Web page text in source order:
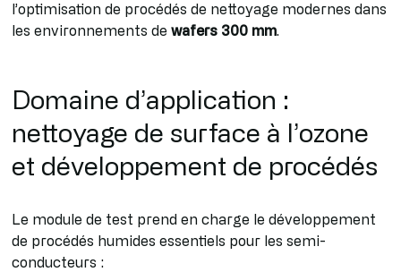
l’optimisation de procédés de nettoyage modernes dans
les environnements dewafers 300 mm.
Domaine d’application :
nettoyage de surface à l’ozone
et développement de procédés
Le module de test prend en charge le développement
de procédés humides essentiels pour les semi-
conducteurs :